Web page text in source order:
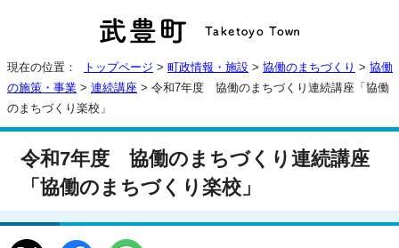
現在の位置： トップページ > 町政情報・施設 > 協働のまちづくり > 協働
の施策・事業 > 連続講座 > 令和7年度 協働のまちづくり連続講座「協働
のまちづくり楽校」
令和7年度 協働のまちづくり連続講座
「協働のまちづくり楽校」